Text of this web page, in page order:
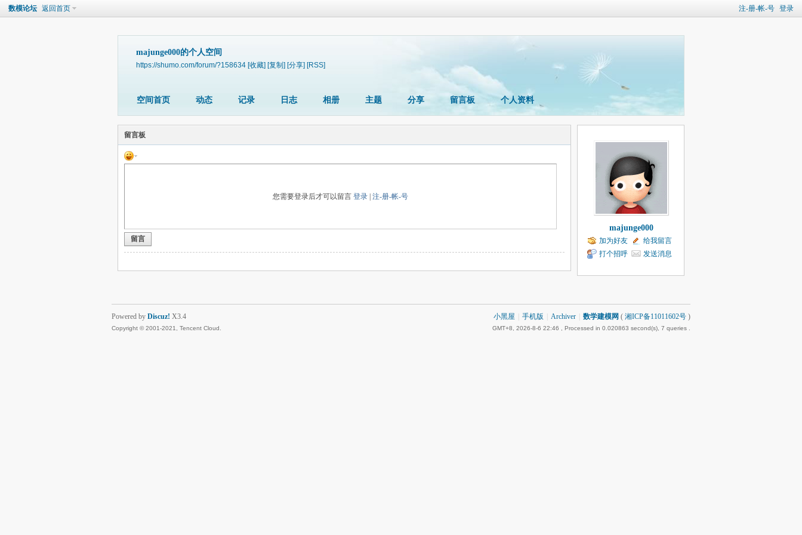
注-册-帐-号 登录
数模论坛 返回首页
majunge000的个人空间
https://shumo.com/forum/?158634 [收藏] [复制] [分享] [RSS]
空间首页 动态 记录 日志 相册 主题 分享 留言板 个人资料
留言板
您需要登录后才可以留言登录 |注-册-帐-号
留言
majunge000
加为好友
给我留言
打个招呼
发送消息
小黑屋 手机版 Archiver 数学建模网 ( 湘ICP备11011602号 )
GMT+8, 2026-8-6 22:46 , Processed in 0.020863 second(s), 7 queries .
Powered by Discuz! X3.4
Copyright © 2001-2021, Tencent Cloud.